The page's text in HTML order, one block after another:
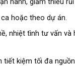
hành, giảm thiểu
hoặc theo dự án.
nhiệt tình tư vấn
tiết kiệm tối đa